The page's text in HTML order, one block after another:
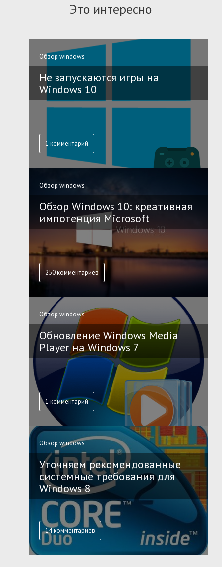
Это интересно
Обзор windows
Не запускаются игры на
Windows 10
1 комментарий
Обзор windows
Обзор Windows 10: креативная
импотенция Microsoft
250 комментариев
Обзор windows
Обновление Windows Media
Player на Windows 7
1 комментарий
Обзор windows
Уточняем рекомендованные
системные требования для
Windows 8
14 комментариев